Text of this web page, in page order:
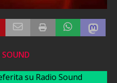
su Radio Sound